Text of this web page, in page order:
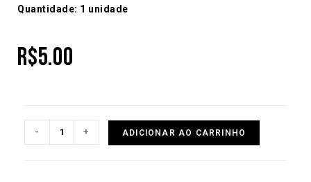
Quantidade: 1 unidade
R$5.00
- + ADICIONAR AO CARRINHO